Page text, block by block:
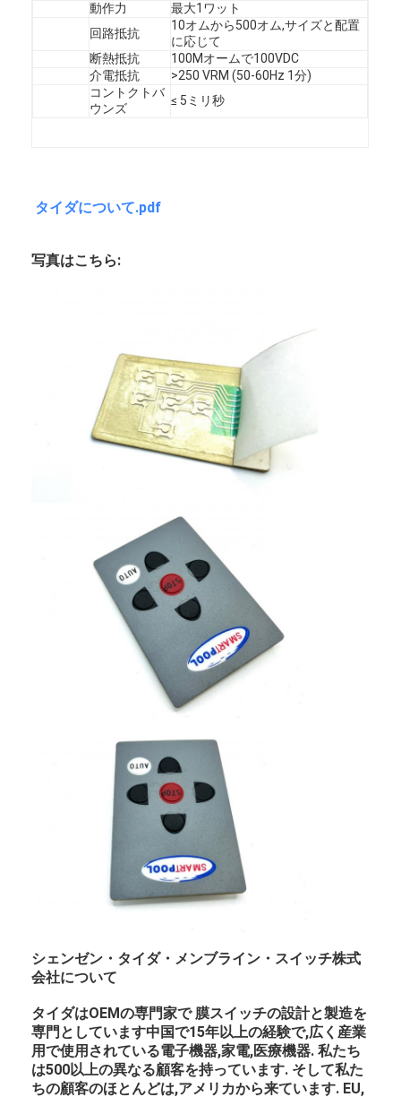
FPCの膜スイッチ
防水膜スイッチ
デジタル印刷用膜スイッチ
医学の膜スイッチ
容量性膜スイッチ
PCBとシリコンゴム膜スイッチ
保護フィルムと追跡紙のパッケージング
動作力
最大1ワット
回路抵抗
10オムから500オム,サイズと配置
に応じて
断熱抵抗
100Mオームで100VDC
介電抵抗
>250 VRM (50-60Hz 1分)
コントクトバ
ウンズ
≤ 5ミリ秒
タイダについて.pdf
写真はこちら:
シェンゼン・タイダ・メンブライン・スイッチ株式
会社について
タイダはOEMの専門家で 膜スイッチの設計と製造を
専門としています中国で15年以上の経験で,広く産業
用で使用されている電子機器,家電,医療機器. 私たち
は500以上の異なる顧客を持っています. そして私た
ちの顧客のほとんどは,アメリカから来ています. EU,